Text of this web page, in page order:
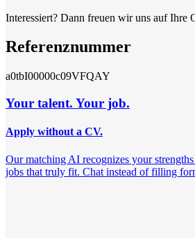
Interessiert? Dann freuen wir uns auf Ihre
Referenznummer
a0tbI00000c09VFQAY
Your talent. Your job.
Apply without a CV.
Our matching AI recognizes your
jobs that truly fit. Chat instead of filling